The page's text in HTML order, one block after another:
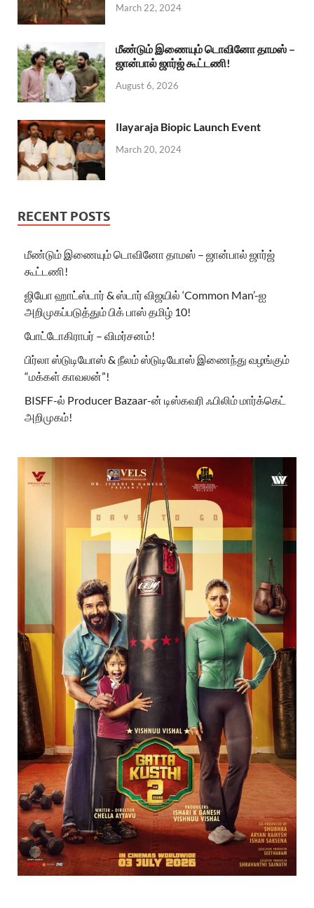
March 22, 2024
மீண்டும் இணையும் டொவினோ தாமஸ் –
ஜான்பால் ஜார்ஜ் கூட்டணி!
August 6, 2026
Ilayaraja Biopic Launch Event
March 20, 2024
RECENT POSTS
மீண்டும் இணையும் டொவினோ தாமஸ் – ஜான்பால் ஜார்ஜ்
கூட்டணி!
ஜியோ ஹாட்ஸ்டார் & ஸ்டார் விஜயில் ‘Common Man’-ஐ
அறிமுகப்படுத்தும் பிக் பாஸ் தமிழ் 10!
போட்டோகிராபர் – விமர்சனம்!
பிர்லா ஸ்டுடியோஸ் & நீலம் ஸ்டுடியோஸ் இணைந்து வழங்கும்
“மக்கள் காவலன்”!
BISFF-ல் Producer Bazaar-ன் டிஸ்கவரி ஃபிலிம் மார்க்கெட்
அறிமுகம்!